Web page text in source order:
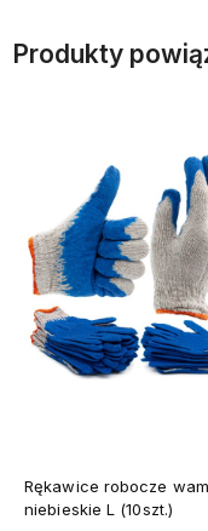
Produkty
Rękawice robocze
niebieskie L (10szt.)